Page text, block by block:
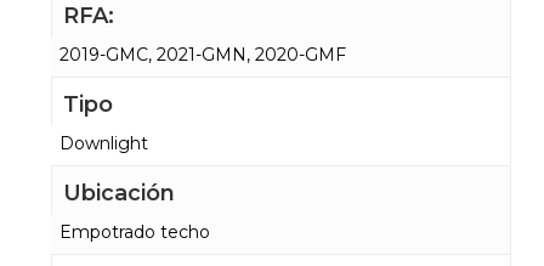
RFA:
2019-GMC, 2021-GMN, 2020-GMF
Tipo
Downlight
Ubicación
Empotrado techo